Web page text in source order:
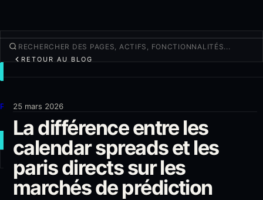
Produits
Plus
NOUVEAU TRADE
Connexion S'INSCRIRE
RETOUR AU BLOG
25 mars 2026
La différence entre les
calendar spreads et les
paris directs sur les
marchés de prédiction